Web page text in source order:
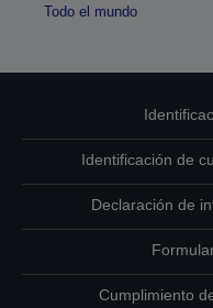
Todo el mundo
Identificación de
Declaración de
Cumplimiento